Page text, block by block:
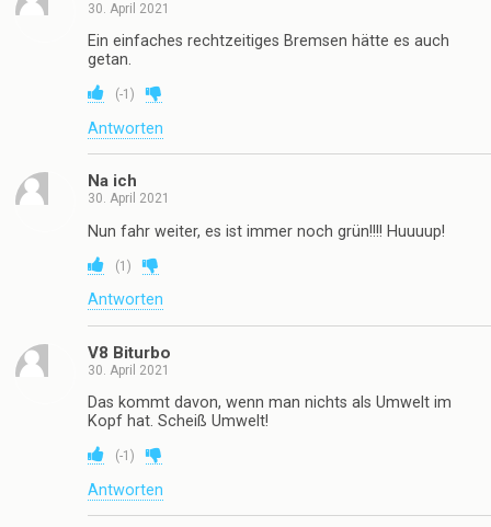
30. April 2021
Ein einfaches rechtzeitiges Bremsen hätte es auch
getan.
(-1 )
Antworten
Na ich
30. April 2021
Nun fahr weiter, es ist immer noch grün!!!! Huuuup!
(1 )
Antworten
V8 Biturbo
30. April 2021
Das kommt davon, wenn man nichts als Umwelt im
Kopf hat. Scheiß Umwelt!
(-1 )
Antworten